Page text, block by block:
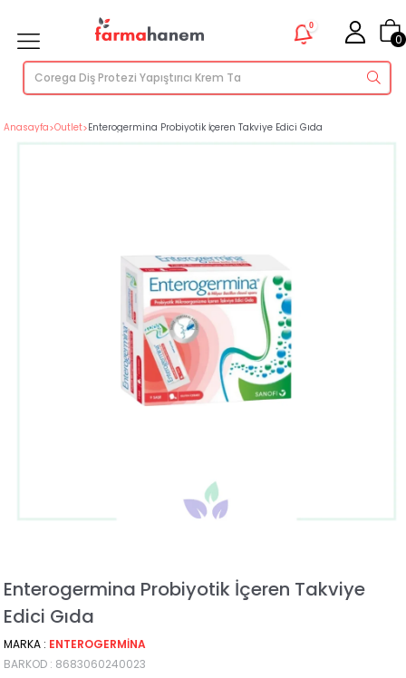
0
0
Anasayfa>Outlet>Enterogermina Probiyotik İçeren Takviye Edici Gıda
Enterogermina Probiyotik İçeren Takviye
Edici Gıda
MARKA : ENTEROGERMINA
BARKOD : 8683060240023